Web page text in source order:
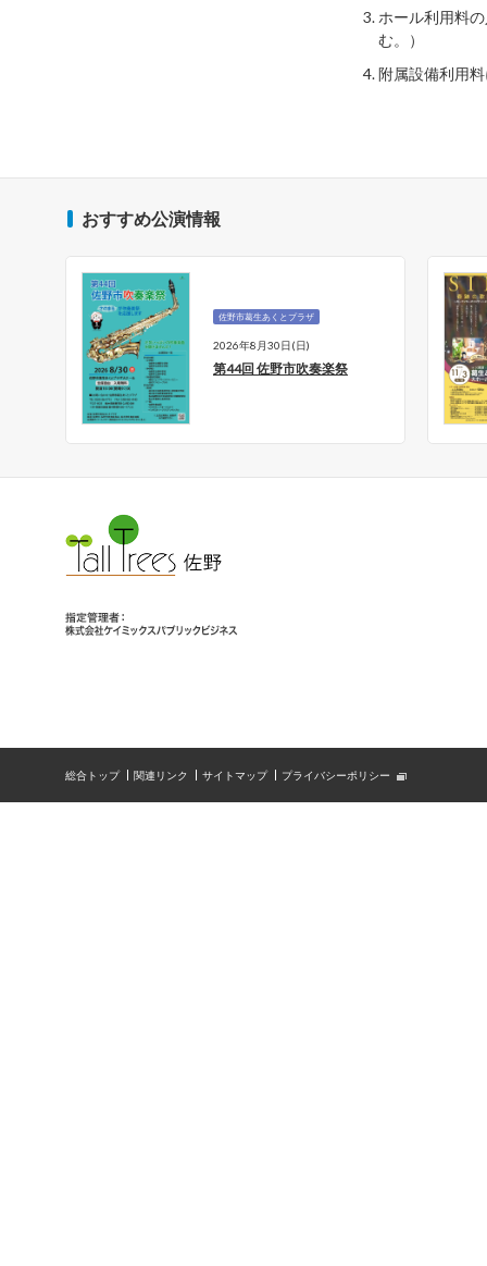
ホール利用料
む。）
附属設備利用
おすすめ公演情報
佐野市葛生あくとプラザ
2026年8月30日(日)
第44回 佐野市吹奏楽祭
総合トップ 関連リンク サイトマップ プライバシーポリシー